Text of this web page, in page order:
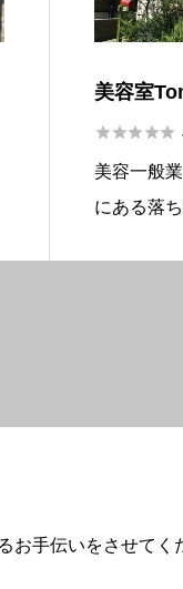
美容室

美容一般
にある落
手伝いをさせてく